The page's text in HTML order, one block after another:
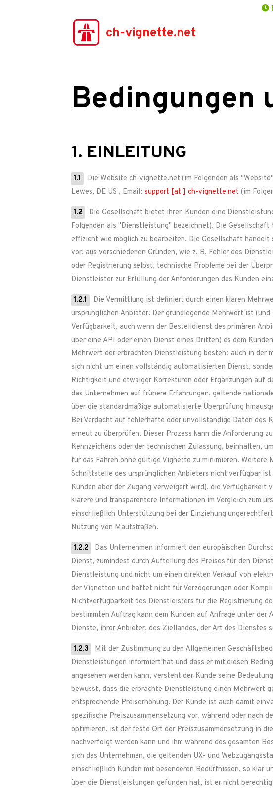
ch-vignette.net
Bedingungen
1. EINLEITUNG
1.1 Die Website ch-vignette.net (im Folgenden als
Lewes, DE US , Email: support [at ] ch-vignette.net (im
1.2
Die Gesellschaft bietet ihren Kunden eine
Folgenden als "Dienstleistung" bezeichnet). Die
effizient wie möglich zu bearbeiten. Die Gesellschaft handelt
vor, aus verschiedenen Gründen, wie z. B. Fehler des
oder Registrierung selbst, technische Probleme bei der
Dienstleister zur Erfüllung der Anforderungen des Kunden
1.2.1
Die Vermittlung ist definiert durch einen klaren
ursprünglichen Anbieter. Der grundlegende Mehrwert ist
Verfügbarkeit, auch wenn der Bestelldienst des primären
über eine API oder einen Dienst eines Dritten) es dem
Mehrwert der erbrachten Dienstleistung besteht auch in der
sich nicht um einen vollständig automatisierten Dienst,
Richtigkeit und etwaiger Korrekturen oder Ergänzungen auf
das Unternehmen auf frühere Erfahrungen, geltende
über die standardmäßige automatisierte Überprüfung
Bei Verdacht auf fehlerhafte oder unvollständige Daten des
erneut zu überprüfen. Dieser Prozess kann die Anforderung
Kennzeichens oder der technischen Zulassung, beinhalten,
für das Fahren ohne gültige Vignette zu minimieren.
Schnittstelle des ursprünglichen Anbieters nicht verfügbar
Kunden aber der Zugang verweigert wird), die Verfügbarkeit
klarere und transparentere Informationen im Vergleich zum
einschließlich Unterstützung bei der Einziehung
Nutzung von Mautstraßen.
1.2.2
Das Unternehmen informiert den europäischen
Dienst, zumindest durch Aufteilung des Preises für den
Dienstleistung und nicht um einen direkten Verkauf von
der Vignetten und haftet nicht für Verzögerungen oder
Nichtverfügbarkeit des Dienstleisters für die Registrierung
bestimmten Auftrag kann dem Kunden auf Anfrage unter
Dienste, ihrer Anbieter, des Ziellandes, der Art des
1.2.3
Mit der Zustimmung zu den Allgemeinen
Dienstleistungen informiert hat und dass er mit diesen
angesehen werden kann, versteht der Kunde seine
bewusst, dass die erbrachte Dienstleistung einen Mehrwert
entsprechende Preiserhöhung. Der Kunde ist auch damit
spezifische Preiszusammensetzung vor, während oder nach
optimieren, ist der feste Ort der Preiszusammensetzung in
nachverfolgt werden kann und ihm während des gesamten
sich das Unternehmen, die geltenden UX- und
einschließlich Kunden mit besonderen Bedürfnissen, so klar
über die Dienstleistungen gefunden hat, ist er nicht